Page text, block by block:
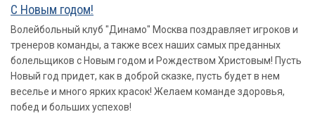
С Новым годом!
Волейбольный клуб "Динамо" Москва поздравляет игроков и
тренеров команды, а также всех наших самых преданных
болельщиков с Новым годом и Рождеством Христовым! Пусть
Новый год придет, как в доброй сказке, пусть будет в нем
веселье и много ярких красок! Желаем команде здоровья,
побед и больших успехов!